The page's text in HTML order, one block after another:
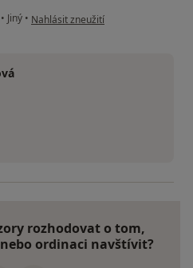
• Jiný • podle názoru uživatele Hanka
Nahlásit zneužití
rozhodovat o tom,
ordinaci navštívit?